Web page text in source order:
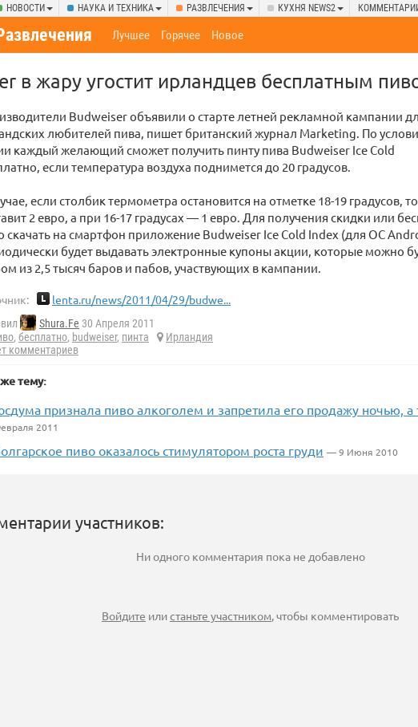
НОВОСТИ НАУКА И ТЕХНИКА РАЗВЛЕЧЕНИЯ КУХНЯ NEWS2
Лучшее Горячее Новое
в жару угостит ирландцев бесплатным
Budweiser объявили о старте летней рекламной кампании
любителей пива, пишет британский журнал Marketing. По
каждый желающий сможет получить пинту пива Budweiser Ice Cold
если температура воздуха поднимется до 20 градусов.
если столбик термометра остановится на отметке 18-19 градусов,
2 евро, а при 16-17 градусах — 1 евро. Для получения скидки или
скачать на смартфон приложение Budweiser Ice Cold Index (для ОС
будет выдавать электронные купоны акции, которые можно
из 2,5 тысяч баров и пабов, участвующих в кампании.
lenta.ru/news/2011/04/29/budwe...
Shura.Fe 30 Апреля 2011
, бесплатно, budweiser, пинта
Ирландия
комментариев
тему:
признала пиво алкоголем и запретила его продажу ночью, а
2011
пиво оказалось стимулятором роста груди — 9 Июня 2010
участников:
Ни одного комментария пока не добавлено
Войдите илистаньте участником, чтобы комментировать